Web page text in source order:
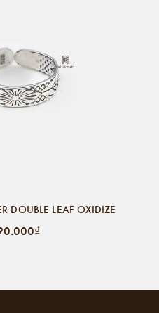
DOUBLE LEAF OXIDIZE